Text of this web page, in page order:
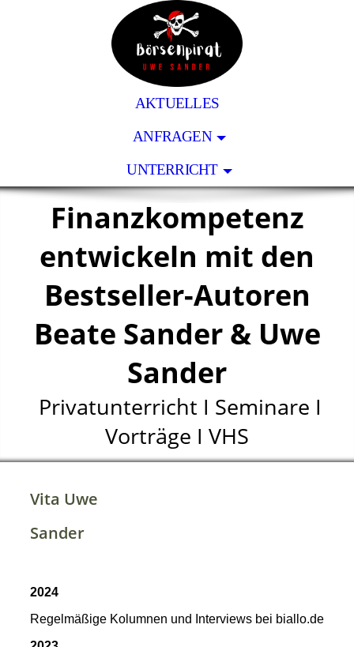
AKTUELLES
ANFRAGEN
UNTERRICHT
Finanzkompetenz
entwickeln mit den
Bestseller-Autoren
Beate Sander & Uwe
Sander
Privatunterricht I Seminare I
Vorträge I VHS
Vita Uwe
Sander
2024
Regelmäßige Kolumnen und Interviews bei biallo.de